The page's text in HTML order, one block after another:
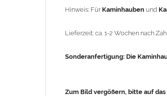
Hinweis: Für Kaminhauben und
Lieferzeit: ca. 1-2 Wochen nach
Sonderanfertigung: Die
Zum Bild vergößern, bitte auf